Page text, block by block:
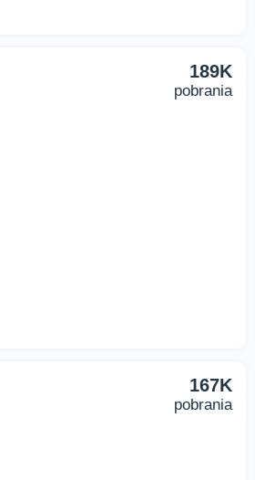
189K
pobrania
167K
pobrania